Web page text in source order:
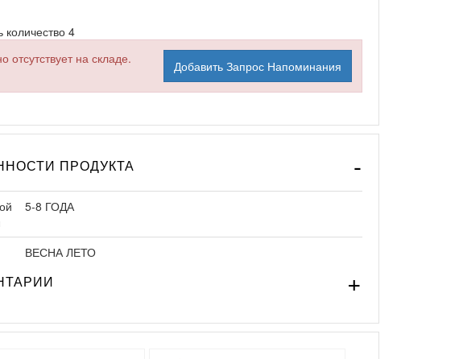
количество4
отсутствует на складе.
Добавить Запрос Напоминания
ПРОДУКТА
5-8 ГОДА
ВЕСНА ЛЕТО